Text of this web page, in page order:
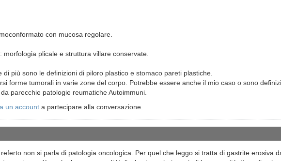
con mucosa regolare.
morfologia plicale e struttura villare conservate.
di più sono le definizioni di piloro plastico e stomaco pareti plastiche.
forme tumorali in varie zone del corpo. Potrebbe essere anche il mio caso o sono
parecchie patologie reumatiche Autoimmuni.
un account a partecipare alla conversazione.
non si parla di patologia oncologica. Per quel che leggo si tratta di gastrite erosiva